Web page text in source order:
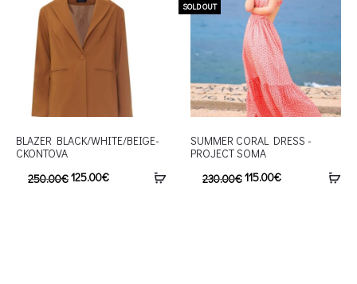
BLAZER BLACK/WHITE/BEIGE-
CKONTOVA
250.00€125.00€
SOLD OUT
SUMMER CORAL DRESS -
PROJECT SOMA
230.00€115.00€